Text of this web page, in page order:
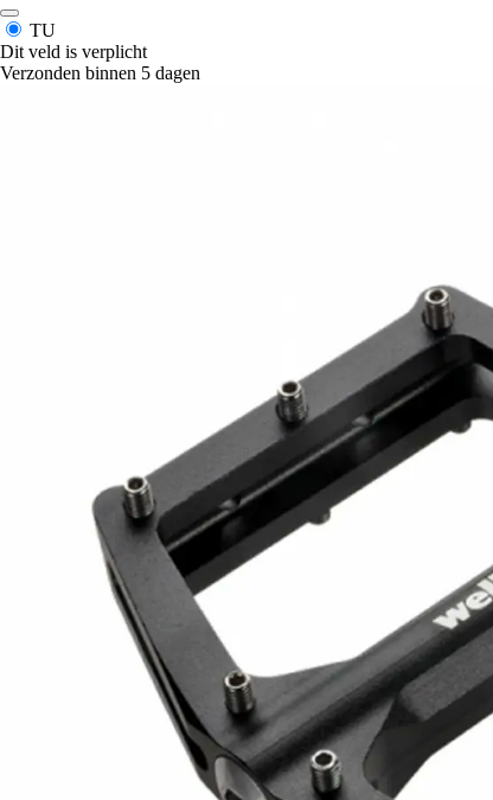
TU
Dit veld is verplicht
Verzonden binnen 5 dagen